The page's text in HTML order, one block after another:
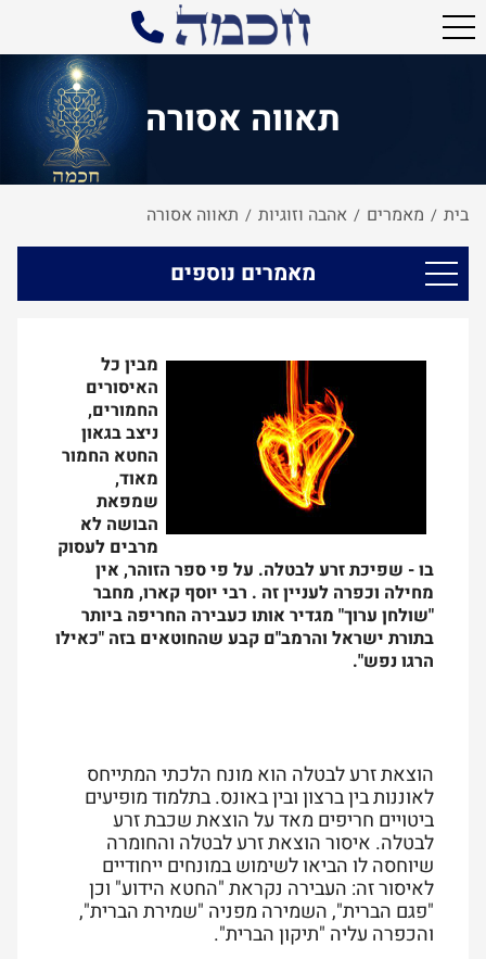
תאווה אסורה
בית / מאמרים / אהבה וזוגיות / תאווה אסורה
מאמרים נוספים
מבין כל
האיסורים
החמורים,
ניצב בגאון
החטא החמור
מאוד,
שמפאת
הבושה לא
מרבים לעסוק
בו - שפיכת זרע לבטלה. על פי ספר הזוהר, אין
מחילה וכפרה לעניין זה . רבי יוסף קארו, מחבר
"שולחן ערוך" מגדיר אותו כעבירה החריפה ביותר
בתורת ישראל והרמב"ם קבע שהחוטאים בזה "כאילו
הרגו נפש".
הוצאת זרע לבטלה הוא מונח הלכתי המתייחס
לאוננות בין ברצון ובין באונס. בתלמוד מופיעים
ביטויים חריפים מאד על הוצאת שכבת זרע
לבטלה‏. איסור הוצאת זרע לבטלה והחומרה
שיוחסה לו הביאו לשימוש במונחים ייחודיים
לאיסור זה: העבירה נקראת "החטא הידוע" וכן
"פגם הברית", השמירה מפניה "שמירת הברית",
והכפרה עליה "תיקון הברית".